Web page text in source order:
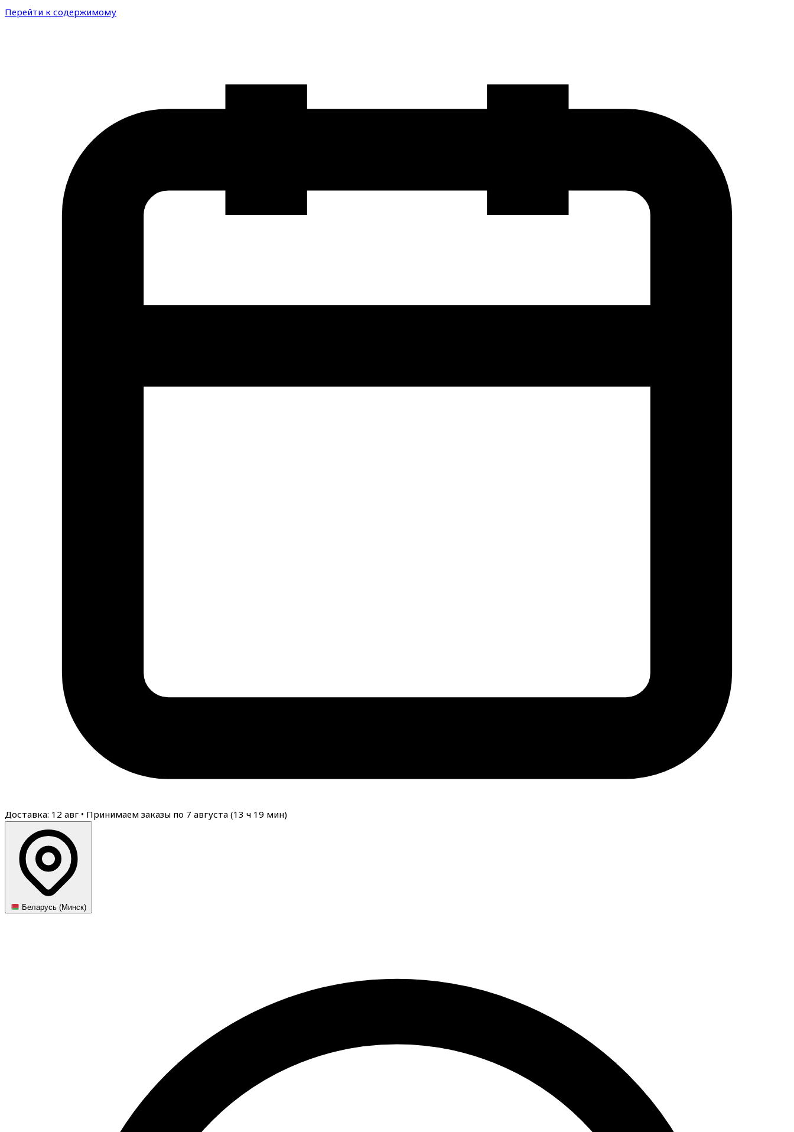
Перейти к содержимому
Доставка: 12 авг • Принимаем заказы по 7 августа (13 ч 19 мин)
Беларусь (Минск)